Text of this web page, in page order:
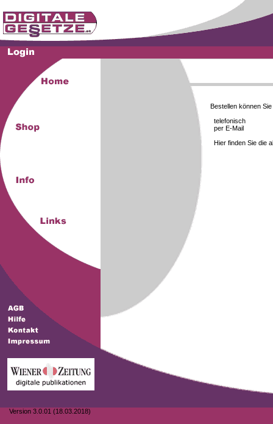
Version 3.0.01 (18.03.2018)
Bestellen können Sie
telefonisch
per E-Mail
Hier finden Sie die